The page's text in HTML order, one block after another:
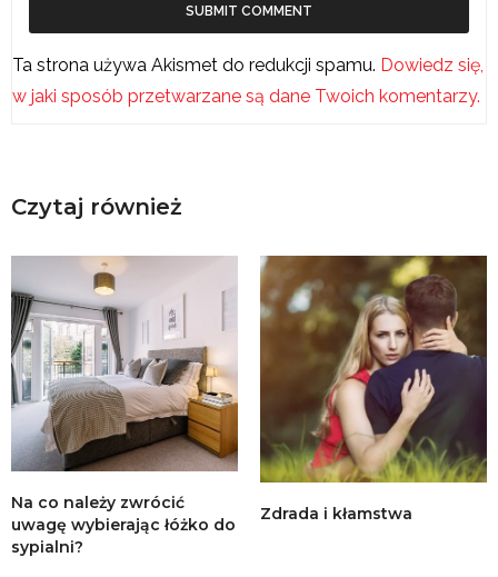
Ta strona używa Akismet do redukcji spamu. Dowiedz się,
w jaki sposób przetwarzane są dane Twoich komentarzy.
Czytaj również
Na co należy zwrócić
uwagę wybierając łóżko do
sypialni?
Zdrada i kłamstwa